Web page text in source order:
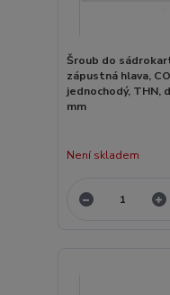
Šroub do
zápustná hlava,
jednochodý, THN,
mm
Není skladem